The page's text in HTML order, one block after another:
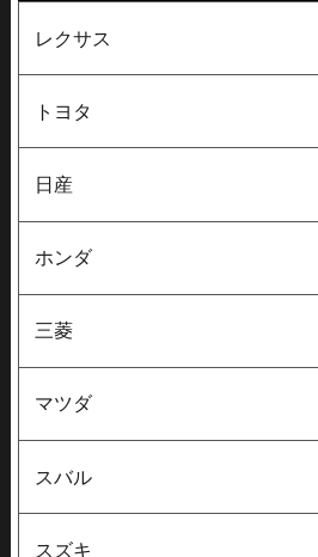
レクサス
トヨタ
日産
ホンダ
三菱
マツダ
スバル
スズキ